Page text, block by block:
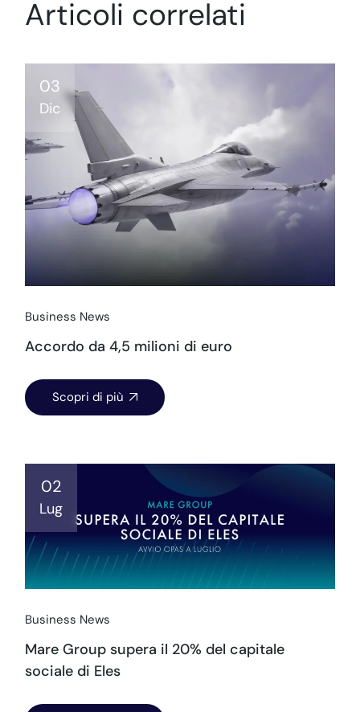
Articoli correlati
03
Dic
Business News
Accordo da 4,5 milioni di euro
Scopri di più
02
Lug
Business News
Mare Group supera il 20% del capitale
sociale di Eles